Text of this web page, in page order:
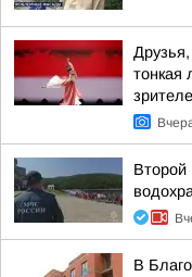
тонкая
Второй
В